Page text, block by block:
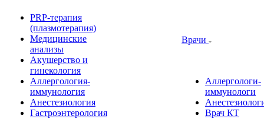
PRP-терапия
(плазмотерапия)
Медицинские
анализы
Акушерство и
гинекология
Аллергология-
иммунология
Анестезиология
Гастроэнтерология
Врачи
Аллергологи-
иммунологи
Врач КТ